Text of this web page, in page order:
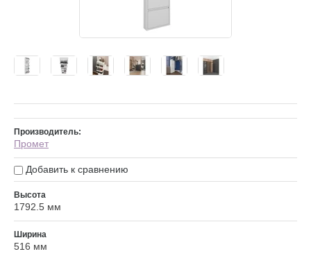
Производитель:
Промет
Добавить к сравнению
Высота
1792.5 мм
Ширина
516 мм